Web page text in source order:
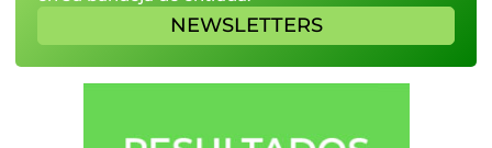
NEWSLETTERS